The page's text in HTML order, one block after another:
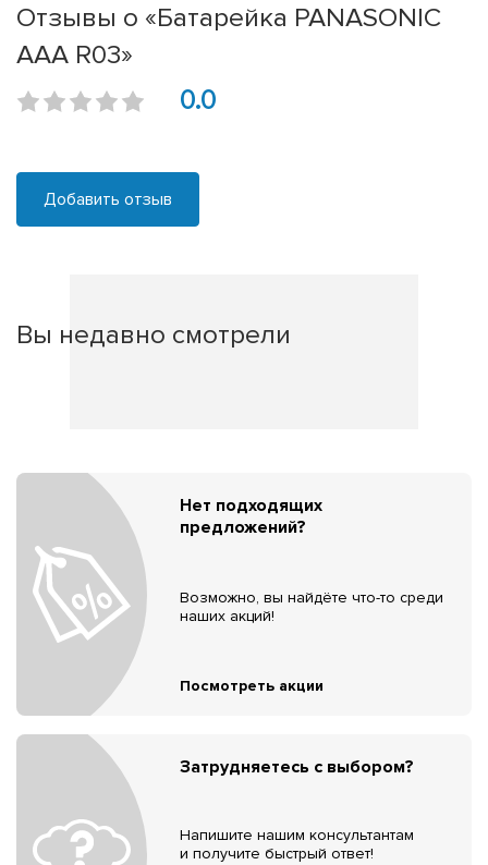
Отзывы о «Батарейка PANASONIC
ААА R03»
0.0
Добавить отзыв
Вы недавно смотрели
Нет подходящих
предложений?
Возможно, вы найдёте что-то среди
наших акций!
Посмотреть акции
Затрудняетесь с выбором?
Напишите нашим консультантам
и получите быстрый ответ!